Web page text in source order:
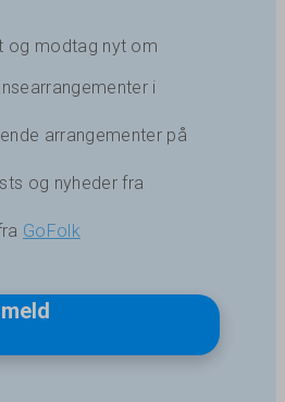
og modtag nyt om
i
arrangementer på
og nyheder fra
GoFolk